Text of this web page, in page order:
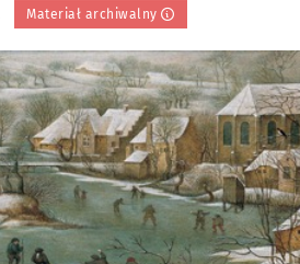
Materiał archiwalny